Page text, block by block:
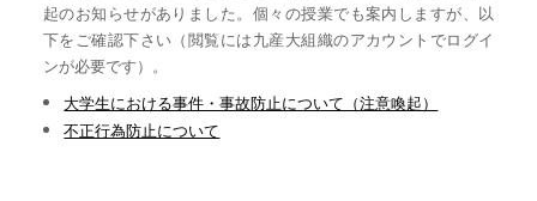
起のお知らせがありました。個々の授業でも案内しますが、以
下をご確認下さい（閲覧には九産大組織のアカウントでログイ
ンが必要です）。
大学生における事件・事故防止について（注意喚起）
不正行為防止について